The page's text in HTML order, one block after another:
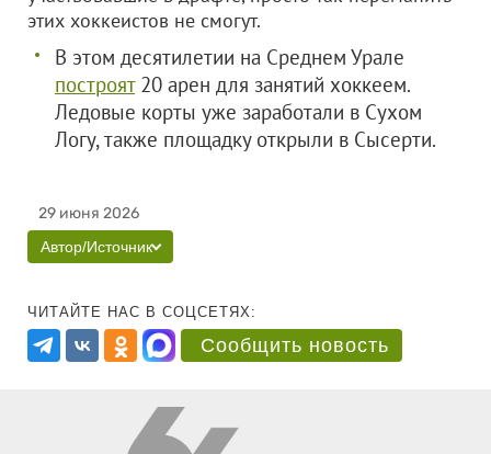
этих хоккеистов не смогут.
В этом десятилетии на Среднем Урале
построят20 арен для занятий хоккеем.
Ледовые корты уже заработали в Сухом
Логу, также площадку открыли в Сысерти.
29 июня 2026
Автор/Источник
ЧИТАЙТЕ НАС В СОЦСЕТЯХ:
Сообщить новость